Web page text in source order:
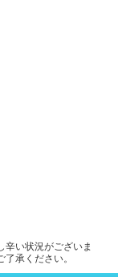
い状況がございま
承ください。